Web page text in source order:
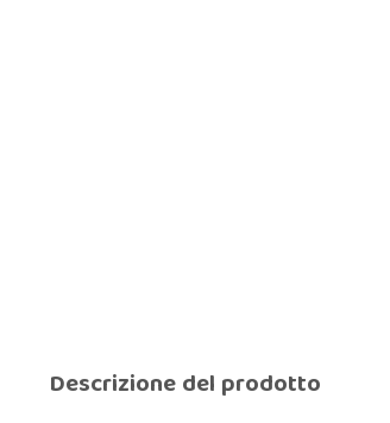
Descrizione del prodotto